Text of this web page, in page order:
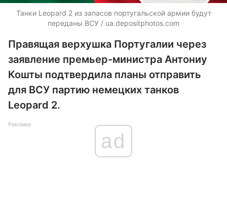
Танки Leopard 2 из запасов португальской армии будут
переданы ВСУ / ua.depositphotos.com
Правящая верхушка Португалии через
заявление премьер-министра Антониу
Кошты подтвердила планы отправить
для ВСУ партию немецких танков
Leopard 2.
Реклама
ad